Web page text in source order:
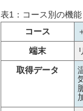
表1：コース別の機能
コース
端末
取得データ